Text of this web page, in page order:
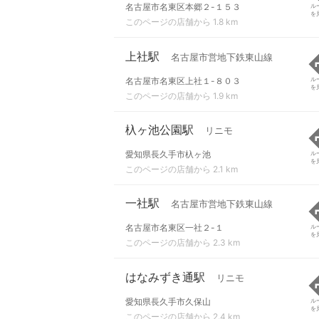
名古屋市名東区本郷２-１５３
このページの店舗から 1.8 km
ル
を
上社駅 名古屋市営地下鉄東山線
名古屋市名東区上社１-８０３
このページの店舗から 1.9 km
ル
を
杁ヶ池公園駅 リニモ
愛知県長久手市杁ヶ池
このページの店舗から 2.1 km
ル
を
一社駅 名古屋市営地下鉄東山線
名古屋市名東区一社２-１
このページの店舗から 2.3 km
ル
を
はなみずき通駅 リニモ
愛知県長久手市久保山
このページの店舗から 2.4 km
ル
を